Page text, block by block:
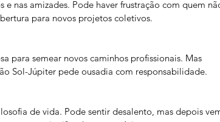
e nas amizades. Pode haver frustração com quem
para novos projetos coletivos.
para semear novos caminhos profissionais. Mas
Sol-Júpiter pede ousadia com responsabilidade.
de vida. Pode sentir desalento, mas depois